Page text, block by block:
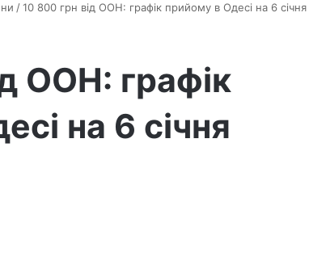
/10 800 грн від ООН: графік прийому в Одесі на 6 січня
ООН: графік
на 6 січня